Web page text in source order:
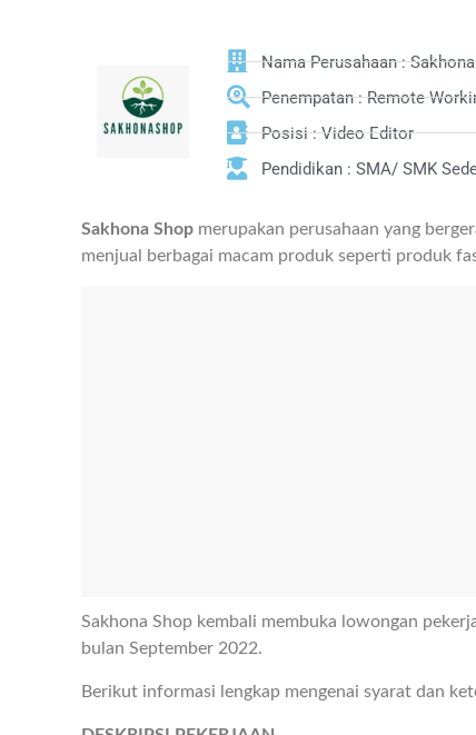
Nama Perusahaan :
Penempatan : Remote
Posisi : Video Editor
Pendidikan : SMA/ SMK
Sakhona Shop merupakan perusahaan yang
menjual berbagai macam produk seperti produk
Sakhona Shop kembali membuka lowongan
bulan September 2022.
Berikut informasi lengkap mengenai syarat dan